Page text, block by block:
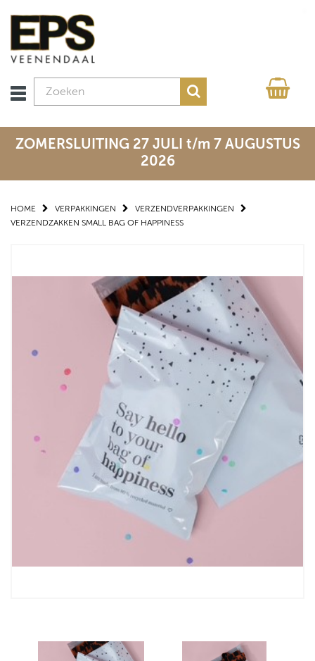
ZOMERSLUITING 27 JULI t/m 7 AUGUSTUS
2026
HOME VERPAKKINGEN
VERZENDVERPAKKINGEN
VERZENDZAKKEN SMALL BAG OF HAPPINESS